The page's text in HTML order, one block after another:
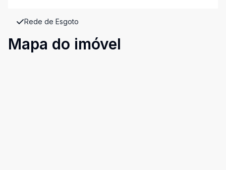
Rede de Esgoto
Mapa do imóvel